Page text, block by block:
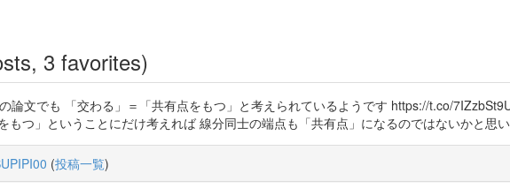
3 favorites)
論文でも 「交わる」＝「共有点をもつ」と考えられているようです https://t.co/
もつ」ということにだけ考えれば 線分同士の端点も「共有点」になるのではないかと思
(投稿一覧)